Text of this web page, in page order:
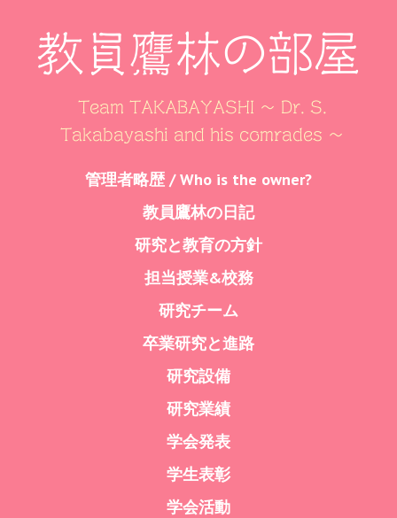
教員鷹林の部屋
Team TAKABAYASHI ～ Dr. S.
Takabayashi and his comrades ～
管理者略歴 / Who is the owner?
教員鷹林の日記
研究と教育の方針
担当授業&校務
研究チーム
卒業研究と進路
研究設備
研究業績
学会発表
学生表彰
学会活動